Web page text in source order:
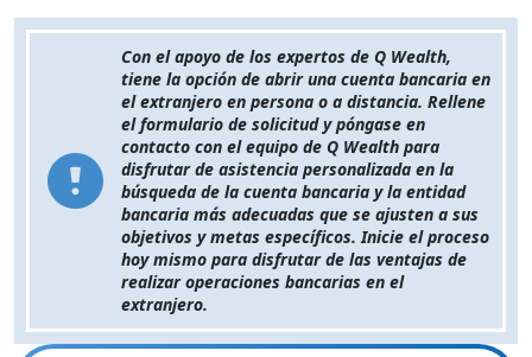
Con el apoyo de los expertos de Q Wealth,
tiene la opción de abrir una cuenta bancaria en
el extranjero en persona o a distancia. Rellene
el formulario de solicitud y póngase en
contacto con el equipo de Q Wealth para
disfrutar de asistencia personalizada en la
búsqueda de la cuenta bancaria y la entidad
bancaria más adecuadas que se ajusten a sus
objetivos y metas específicos. Inicie el proceso
hoy mismo para disfrutar de las ventajas de
realizar operaciones bancarias en el
extranjero.